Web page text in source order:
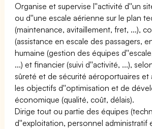
Organise et supervise l''activité d''un
ou d''une escale aérienne sur le plan
(maintenance, avitaillement, fret, ...),
(assistance en escale des passagers,
humaine (gestion des équipes
...) et financier (suivi d''activité, ...),
sûreté et de sécurité aéroportuaires et
les objectifs d''optimisation et de
économique (qualité, coût, délais).
Dirige tout ou partie des équipes
d''exploitation, personnel administratif